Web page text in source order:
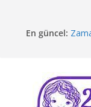
En güncel:
Tatil